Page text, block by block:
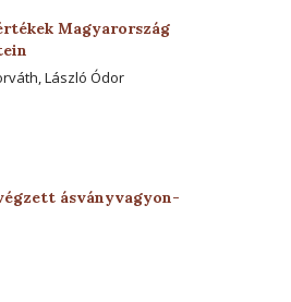
Magyarország
László Ódor
ásványvagyon-